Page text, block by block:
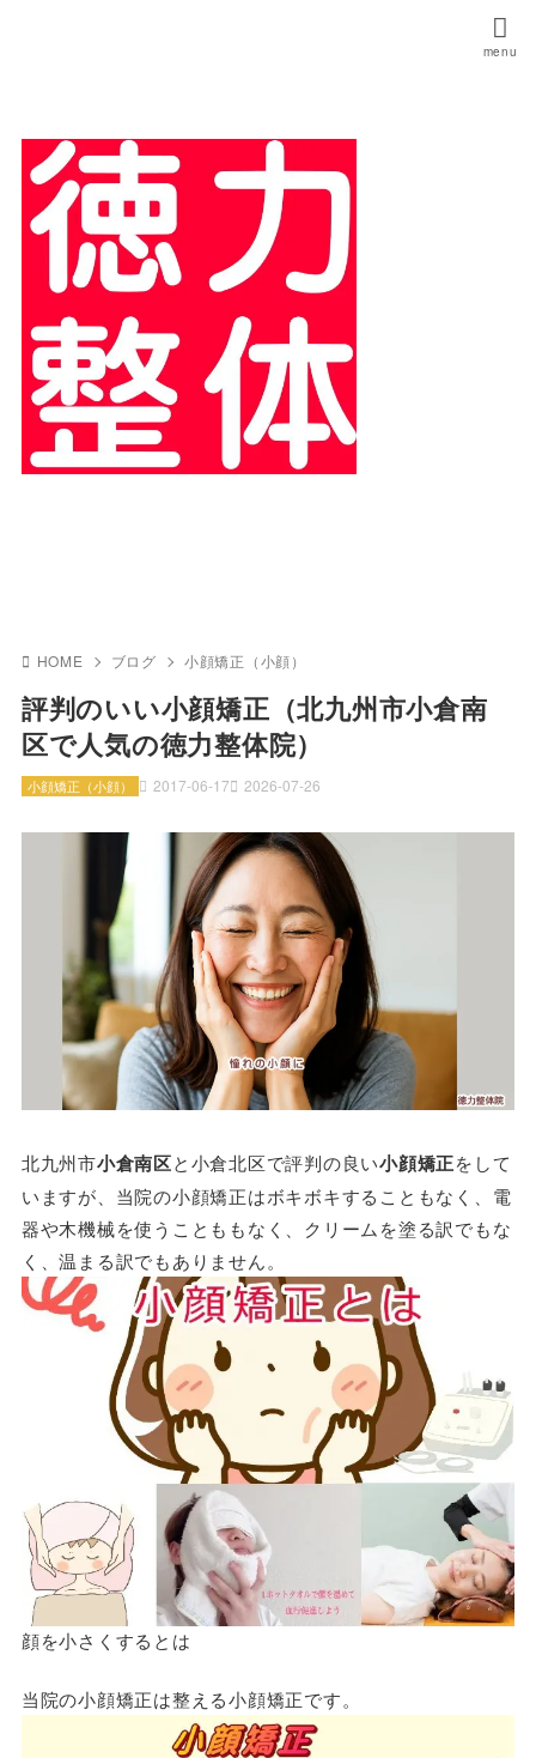
HOME ブログ 小顔矯正（小顔）
評判のいい小顔矯正（北九州市小倉南
区で人気の徳力整体院）
2017-06-17 2026-07-26
小顔矯正（小顔）
北九州市小倉南区と小倉北区で評判の良い小顔矯正をして
いますが、当院の小顔矯正はボキボキすることもなく、電
器や木機械を使うことももなく、クリームを塗る訳でもな
く、温まる訳でもありません。
顔を小さくするとは
当院の小顔矯正は整える小顔矯正です。